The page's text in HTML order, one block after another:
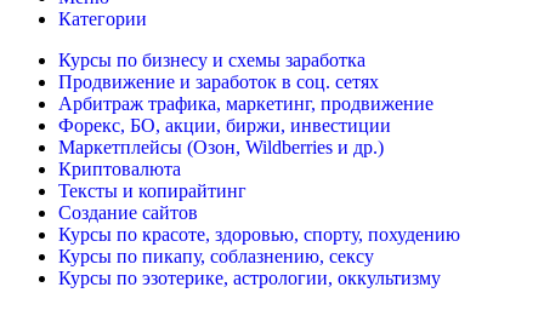
Категории
Курсы по бизнесу и схемы заработка
Продвижение и заработок в соц. сетях
Арбитраж трафика, маркетинг, продвижение
Форекс, БО, акции, биржи, инвестиции
Маркетплейсы (Озон, Wildberries и др.)
Криптовалюта
Тексты и копирайтинг
Создание сайтов
Курсы по красоте, здоровью, спорту, похудению
Курсы по пикапу, соблазнению, сексу
Курсы по эзотерике, астрологии, оккультизму